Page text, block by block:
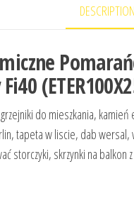
DESCRIPTION
do mieszkania,
tapeta w liscie, dab
storczyki, skrzynki na balkon